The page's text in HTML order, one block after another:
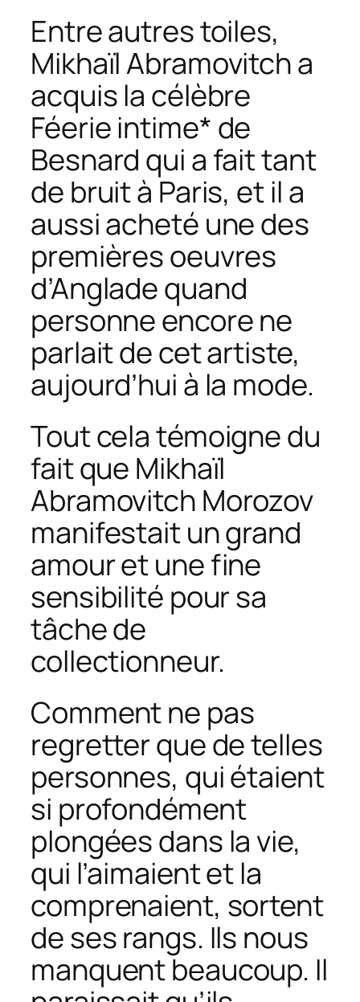
Entre autres toiles,
Mikhaïl Abramovitch a
acquis la célèbre
Féerie intime* de
Besnard qui a fait tant
de bruit à Paris, et il a
aussi acheté une des
premières oeuvres
d’Anglade quand
personne encore ne
parlait de cet artiste,
aujourd’hui à la mode.
Tout cela témoigne du
fait que Mikhaïl
Abramovitch Morozov
manifestait un grand
amour et une fine
sensibilité pour sa
tâche de
collectionneur.
Comment ne pas
regretter que de telles
personnes, qui étaient
si profondément
plongées dans la vie,
qui l’aimaient et la
comprenaient, sortent
de ses rangs. Ils nous
manquent beaucoup. Il